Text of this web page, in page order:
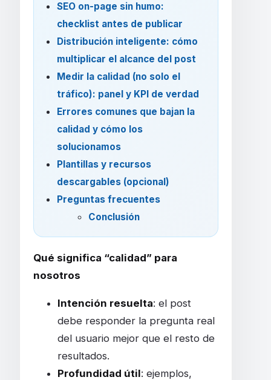
SEO on-page sin humo:
checklist antes de publicar
Distribución inteligente: cómo
multiplicar el alcance del post
Medir la calidad (no solo el
tráfico): panel y KPI de verdad
Errores comunes que bajan la
calidad y cómo los
solucionamos
Plantillas y recursos
descargables (opcional)
Preguntas frecuentes
Conclusión
Qué significa “calidad” para
nosotros
Intención resuelta: el post
debe responder la pregunta real
del usuario mejor que el resto de
resultados.
Profundidad útil: ejemplos,